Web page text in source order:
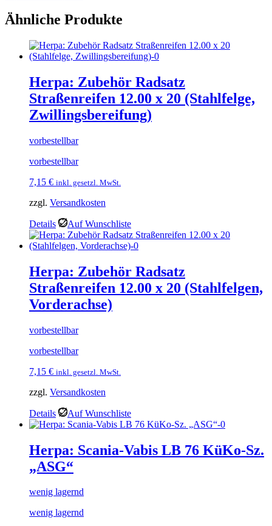
Ähnliche Produkte
Herpa: Zubehör Radsatz
Straßenreifen 12.00 x 20 (Stahlfelge,
Zwillingsbereifung)
vorbestellbar
vorbestellbar
7,15 € inkl. gesetzl. MwSt.
zzgl. Versandkosten
Details Auf Wunschliste
Herpa: Zubehör Radsatz
Straßenreifen 12.00 x 20 (Stahlfelgen,
Vorderachse)
vorbestellbar
vorbestellbar
7,15 € inkl. gesetzl. MwSt.
zzgl. Versandkosten
Details Auf Wunschliste
Herpa: Scania-Vabis LB 76 KüKo-Sz.
„ASG“
wenig lagernd
wenig lagernd